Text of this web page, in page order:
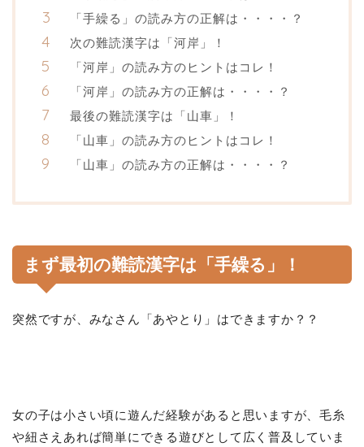
「手繰る」の読み方の正解は・・・・？
次の難読漢字は「河岸」！
「河岸」の読み方のヒントはコレ！
「河岸」の読み方の正解は・・・・？
最後の難読漢字は「山車」！
「山車」の読み方のヒントはコレ！
「山車」の読み方の正解は・・・・？
まず最初の難読漢字は「 手繰る 」！
突然ですが、みなさん「あやとり」はできますか？？
女の子は小さい頃に遊んだ経験があると思いますが、毛糸
や紐さえあれば簡単にできる遊びとして広く普及していま